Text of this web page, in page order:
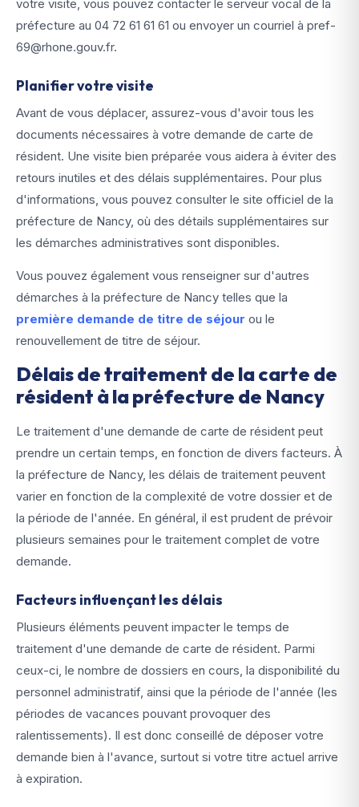
votre visite, vous pouvez contacter le serveur vocal de la
préfecture au 04 72 61 61 61 ou envoyer un courriel à pref-
69@rhone.gouv.fr.
Planifier votre visite
Avant de vous déplacer, assurez-vous d'avoir tous les
documents nécessaires à votre demande de carte de
résident. Une visite bien préparée vous aidera à éviter des
retours inutiles et des délais supplémentaires. Pour plus
d'informations, vous pouvez consulter le site officiel de la
préfecture de Nancy, où des détails supplémentaires sur
les démarches administratives sont disponibles.
Vous pouvez également vous renseigner sur d'autres
démarches à la préfecture de Nancy telles que la
première demande de titre de séjour ou le
renouvellement de titre de séjour.
Délais de traitement de la carte de
résident à la préfecture de Nancy
Le traitement d'une demande de carte de résident peut
prendre un certain temps, en fonction de divers facteurs. À
la préfecture de Nancy, les délais de traitement peuvent
varier en fonction de la complexité de votre dossier et de
la période de l'année. En général, il est prudent de prévoir
plusieurs semaines pour le traitement complet de votre
demande.
Facteurs influençant les délais
Plusieurs éléments peuvent impacter le temps de
traitement d'une demande de carte de résident. Parmi
ceux-ci, le nombre de dossiers en cours, la disponibilité du
personnel administratif, ainsi que la période de l'année (les
périodes de vacances pouvant provoquer des
ralentissements). Il est donc conseillé de déposer votre
demande bien à l'avance, surtout si votre titre actuel arrive
à expiration.